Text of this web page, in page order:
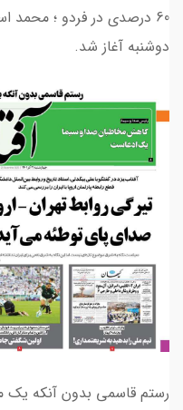
دوشنبه آغاز شد.
رستم قاسمی بدون آنکه یک